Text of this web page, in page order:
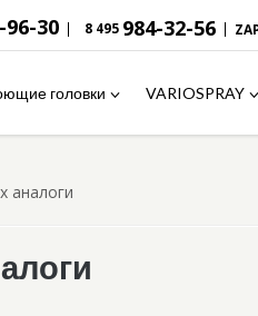
96-30 | 8 495 984-32-56 |
головки VARIOSPRAY
аналоги